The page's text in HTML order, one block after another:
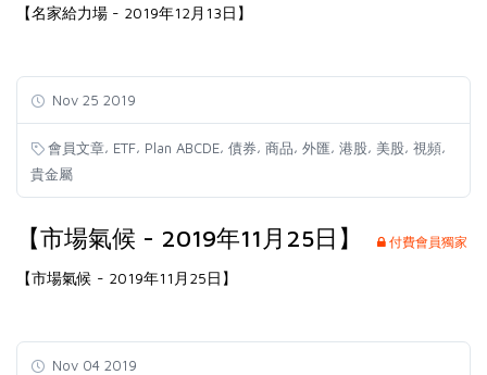
【名家給力場 - 2019年12月13日】
Nov 25 2019
會員文章, ETF, Plan ABCDE, 債券, 商品, 外匯, 港股, 美股, 視頻,
貴金屬
【市場氣候 - 2019年11月25日】 付費會員獨家
【市場氣候 - 2019年11月25日】
Nov 04 2019